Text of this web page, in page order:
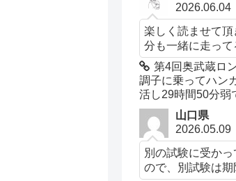
2026.06.04
楽しく読ませて
分も一緒に走って
第4回奥武蔵ロ
調子に乗ってハン
活し29時間50分弱
山口県
2026.05.09
別の試験に受か
ので、別試験は期